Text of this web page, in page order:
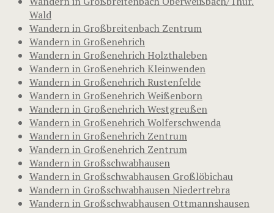
Wald
Wandern in Großbreitenbach Zentrum
Wandern in Großenehrich
Wandern in Großenehrich Holzthaleben
Wandern in Großenehrich Kleinwenden
Wandern in Großenehrich Rustenfelde
Wandern in Großenehrich Weißenborn
Wandern in Großenehrich Westgreußen
Wandern in Großenehrich Wolferschwenda
Wandern in Großenehrich Zentrum
Wandern in Großenehrich Zentrum
Wandern in Großschwabhausen
Wandern in Großschwabhausen Großlöbichau
Wandern in Großschwabhausen Niedertrebra
Wandern in Großschwabhausen Ottmannshausen